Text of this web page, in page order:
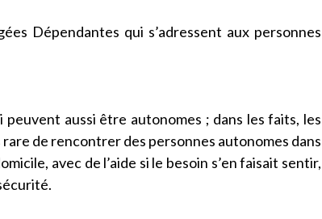
Dépendantes qui s’adressent aux personnes
aussi être autonomes ; dans les faits, les
de rencontrer des personnes autonomes dans
avec de l’aide si le besoin s’en faisait sentir,